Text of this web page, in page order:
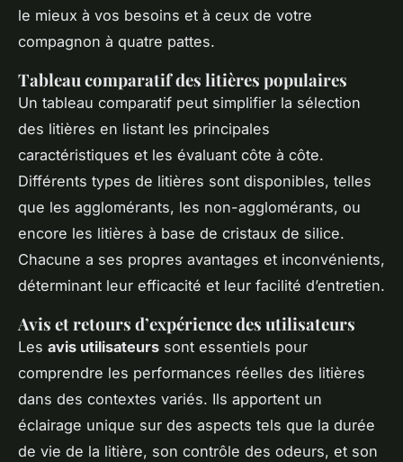
le mieux à vos besoins et à ceux de votre
compagnon à quatre pattes.
Tableau comparatif des litières populaires
Un tableau comparatif peut simplifier la sélection
des litières en listant les principales
caractéristiques et les évaluant côte à côte.
Différents types de litières sont disponibles, telles
que les agglomérants, les non-agglomérants, ou
encore les litières à base de cristaux de silice.
Chacune a ses propres avantages et inconvénients,
déterminant leur efficacité et leur facilité d’entretien.
Avis et retours d’expérience des utilisateurs
Les avis utilisateurs sont essentiels pour
comprendre les performances réelles des litières
dans des contextes variés. Ils apportent un
éclairage unique sur des aspects tels que la durée
de vie de la litière, son contrôle des odeurs, et son